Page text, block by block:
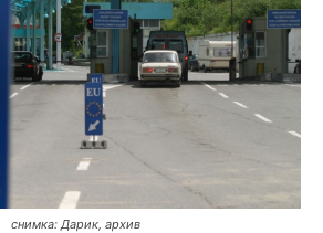
снимка: Дарик, архив